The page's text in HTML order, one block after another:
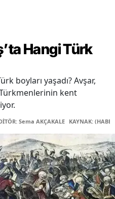
Hangi Türk
boyları yaşadı? Avşar,
kent
Sema AKÇAKALE KAYNAK: